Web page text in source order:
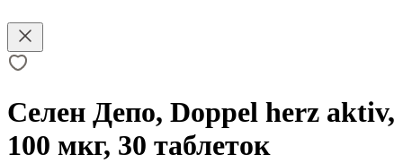
Селен Депо, Doppel herz aktiv,
100 мкг, 30 таблеток